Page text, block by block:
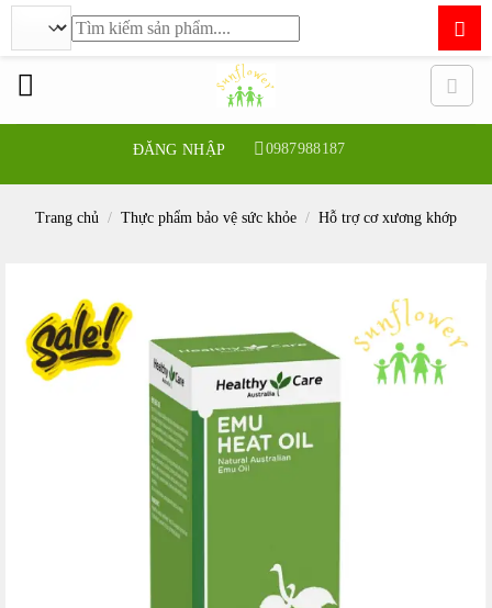
ĐĂNG NHẬP 0987988187
Tìm
kiếm:
Trang chủ / Thực phẩm bảo vệ sức khỏe / Hỗ trợ cơ xương khớp